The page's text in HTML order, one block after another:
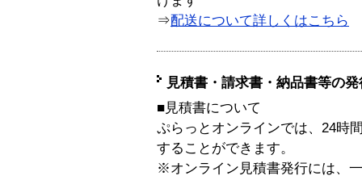
⇒配送について詳しくはこちら
見積書・請求書・納品書等の
■見積書について
ぷらっとオンラインでは、24時
することができます。
※オンライン見積書発行には、